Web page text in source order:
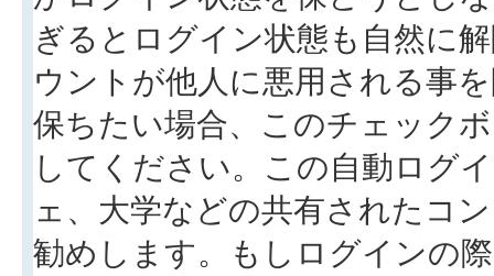
ぎるとログイン状態も自然に
ウントが他人に悪用される事
保ちたい場合、このチェック
してください。この自動ログ
ェ、大学などの共有されたコ
勧めします。もしログインの